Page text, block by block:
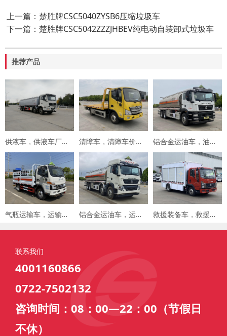
上一篇：楚胜牌CSC5040ZYSB6压缩垃圾车
下一篇：楚胜牌CSC5042ZZZJHBEV纯电动自装卸式垃圾车
推荐产品
供液车，供液车厂家，专用车厂家，楚胜集团 清障车，清障车价格，楚胜集团 铝合金运油车，油罐车，楚胜汽车集团
气瓶运输车，运输车价格，楚胜汽车集团 铝合金运油车，运油车厂家，楚胜汽车集团 救援装备车，救援车，楚胜汽车集团
联系我们
4001160866
0722-7502132
咨询时间：08：00—22：00（节假日
不休）